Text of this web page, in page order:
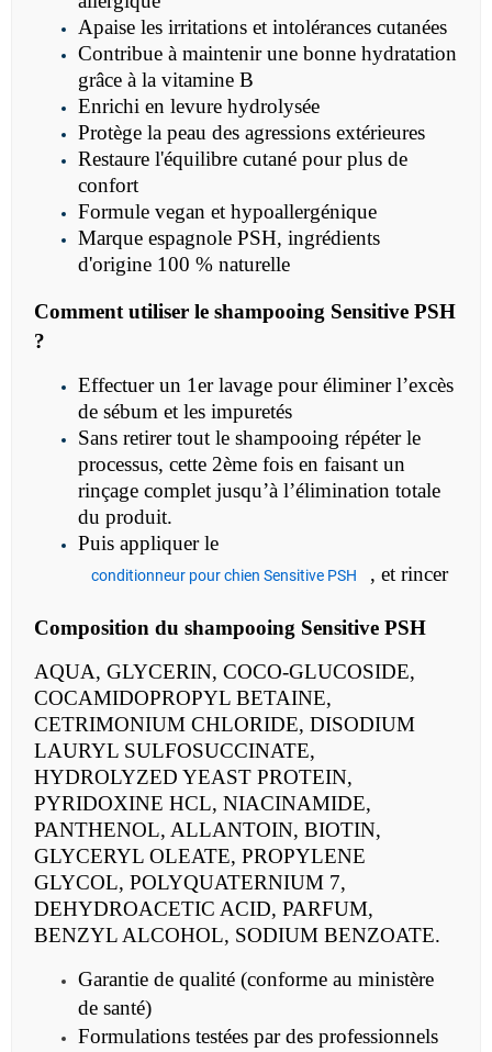
Apaise les irritations et intolérances cutanées
Contribue à maintenir une bonne hydratation
grâce à la vitamine B
Enrichi en levure hydrolysée
Protège la peau des agressions extérieures
Restaure l'équilibre cutané pour plus de
confort
Formule vegan et hypoallergénique
Marque espagnole PSH, ingrédients
d'origine 100 % naturelle
Comment utiliser le shampooing Sensitive PSH
?
Effectuer un 1er lavage pour éliminer l’excès
de sébum et les impuretés
Sans retirer tout le shampooing répéter le
processus, cette 2ème fois en faisant un
rinçage complet jusqu’à l’élimination totale
du produit.
Puis appliquer le
conditionneur pour chien Sensitive PSH , et rincer
Composition du shampooing Sensitive PSH
AQUA, GLYCERIN, COCO-GLUCOSIDE,
COCAMIDOPROPYL BETAINE,
CETRIMONIUM CHLORIDE, DISODIUM
LAURYL SULFOSUCCINATE,
HYDROLYZED YEAST PROTEIN,
PYRIDOXINE HCL, NIACINAMIDE,
PANTHENOL, ALLANTOIN, BIOTIN,
GLYCERYL OLEATE, PROPYLENE
GLYCOL, POLYQUATERNIUM 7,
DEHYDROACETIC ACID, PARFUM,
BENZYL ALCOHOL, SODIUM BENZOATE.
Garantie de qualité (conforme au ministère
de santé)
Formulations testées par des professionnels